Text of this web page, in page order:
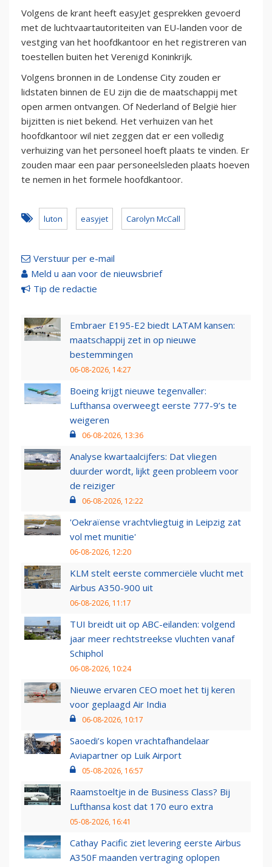
Volgens de krant heeft easyJet gesprekken gevoerd
met de luchtvaartautoriteiten van EU-landen voor de
vestging van het hoofdkantoor en het registreren van
toestellen buiten het Verenigd Koninkrijk.
Volgens bronnen in de Londense City zouden er
lidstaten binnen de EU zijn die de maatschappij met
open armen ontvangen. Of Nederland of België hier
bijzitten is niet bekend. Het verhuizen van het
hoofdkantoor wil niet zeggen dat er een volledig
verhuizing van het personeel hoeft plaats te vinden. Er
zouden maar een paar personeelsleden plaats hoeven
te nemen in het formele hoofdkantoor.
luton easyjet Carolyn McCall
Verstuur per e-mail
Meld u aan voor de nieuwsbrief
Tip de redactie
Embraer E195-E2 biedt LATAM kansen:
maatschappij zet in op nieuwe
bestemmingen
06-08-2026, 14:27
Boeing krijgt nieuwe tegenvaller:
Lufthansa overweegt eerste 777-9’s te
weigeren
06-08-2026, 13:36
Analyse kwartaalcijfers: Dat vliegen
duurder wordt, lijkt geen probleem voor
de reiziger
06-08-2026, 12:22
'Oekraïense vrachtvliegtuig in Leipzig zat
vol met munitie'
06-08-2026, 12:20
KLM stelt eerste commerciële vlucht met
Airbus A350-900 uit
06-08-2026, 11:17
TUI breidt uit op ABC-eilanden: volgend
jaar meer rechtstreekse vluchten vanaf
Schiphol
06-08-2026, 10:24
Nieuwe ervaren CEO moet het tij keren
voor geplaagd Air India
06-08-2026, 10:17
Saoedi’s kopen vrachtafhandelaar
Aviapartner op Luik Airport
05-08-2026, 16:57
Raamstoeltje in de Business Class? Bij
Lufthansa kost dat 170 euro extra
05-08-2026, 16:41
Cathay Pacific ziet levering eerste Airbus
A350F maanden vertraging oplopen